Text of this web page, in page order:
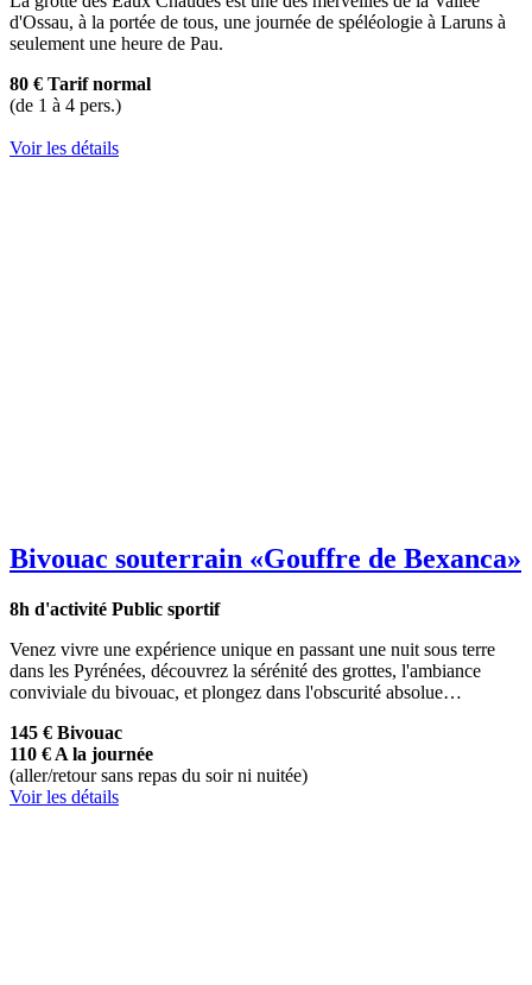
d'Ossau, à la portée de tous, une journée de spéléologie à Laruns à
seulement une heure de Pau.
80 € Tarif normal
(de 1 à 4 pers.)
Voir les détails
Bivouac souterrain «Gouffre de Bexanca»
8h d'activité Public sportif
Venez vivre une expérience unique en passant une nuit sous terre
dans les Pyrénées, découvrez la sérénité des grottes, l'ambiance
conviviale du bivouac, et plongez dans l'obscurité absolue…
145 € Bivouac
110 € A la journée
(aller/retour sans repas du soir ni nuitée)
Voir les détails